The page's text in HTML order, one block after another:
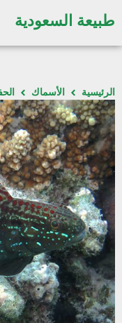
طبيعة السعودية
الرئيسية الأسماك